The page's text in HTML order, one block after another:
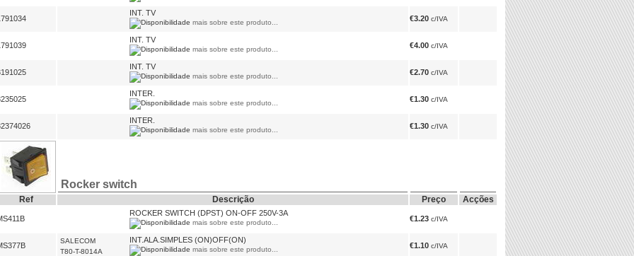
INT. TV
mais sobre este produto... €3.20 c/IVA
INT. TV
mais sobre este produto... €4.00 c/IVA
INT. TV
mais sobre este produto... €2.70 c/IVA
INTER.
mais sobre este produto... €1.30 c/IVA
INTER.
mais sobre este produto... €1.30 c/IVA
Rocker switch
Ref Descrição Preço Acções
ROCKER SWITCH (DPST) ON-OFF 250V-3A
mais sobre este produto... €1.23 c/IVA
SALECOM
T80-T-8014A
INT.ALA.SIMPLES (ON)OFF(ON)
mais sobre este produto... €1.10 c/IVA